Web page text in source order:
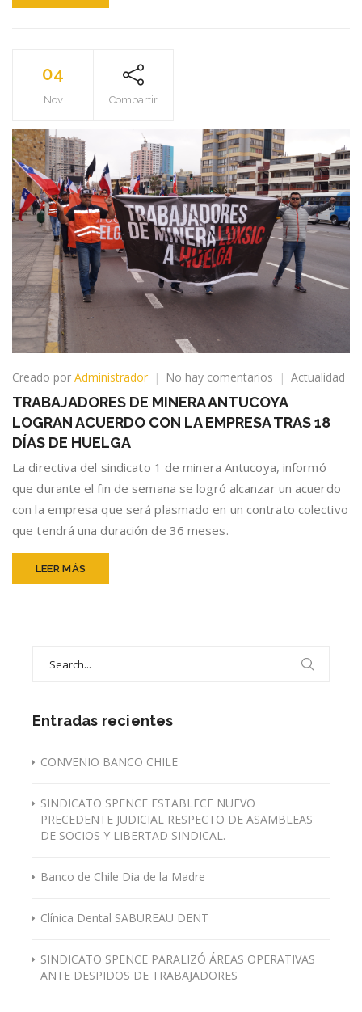
04
Nov Compartir
Creado por Administrador No hay comentarios
en
DE
MINERA
ACUERDO
CON
LA
Actualidad
TRABAJADORES DE MINERA ANTUCOYA
LOGRAN ACUERDO CON LA EMPRESA TRAS 18
DÍAS DE HUELGA
La directiva del sindicato 1 de minera Antucoya, informó
que durante el fin de semana se logró alcanzar un acuerdo
con la empresa que será plasmado en un contrato colectivo
que tendrá una duración de 36 meses.
LEER MÁS
Entradas recientes
CONVENIO BANCO CHILE
SINDICATO SPENCE ESTABLECE NUEVO
PRECEDENTE JUDICIAL RESPECTO DE ASAMBLEAS
DE SOCIOS Y LIBERTAD SINDICAL.
Banco de Chile Dia de la Madre
Clínica Dental SABUREAU DENT
SINDICATO SPENCE PARALIZÓ ÁREAS OPERATIVAS
ANTE DESPIDOS DE TRABAJADORES